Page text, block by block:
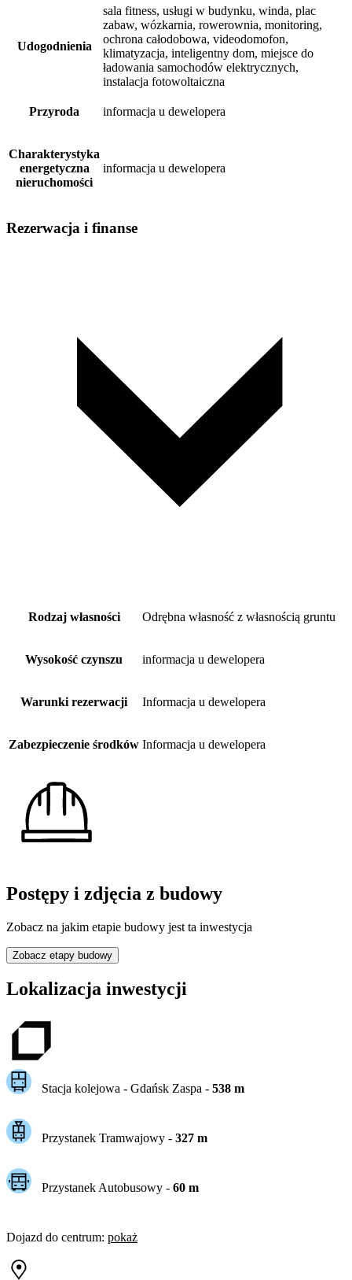
Udogodnienia
sala fitness, usługi w budynku, winda, plac
zabaw, wózkarnia, rowerownia, monitoring,
ochrona całodobowa, videodomofon,
klimatyzacja, inteligentny dom, miejsce do
ładowania samochodów elektrycznych,
instalacja fotowoltaiczna
Przyroda informacja u dewelopera
Charakterystyka
energetyczna
nieruchomości
informacja u dewelopera
Rezerwacja i finanse
Rodzaj własności Odrębna własność z własnością gruntu
Wysokość czynszu informacja u dewelopera
Warunki rezerwacji Informacja u dewelopera
Zabezpieczenie środków Informacja u dewelopera
Postępy i zdjęcia z budowy
Zobacz na jakim etapie budowy jest ta inwestycja
Zobacz etapy budowy
Lokalizacja inwestycji
Stacja kolejowa - Gdańsk Zaspa - 538m
Przystanek Tramwajowy - 327m
Przystanek Autobusowy - 60m
Dojazd do centrum: pokaż